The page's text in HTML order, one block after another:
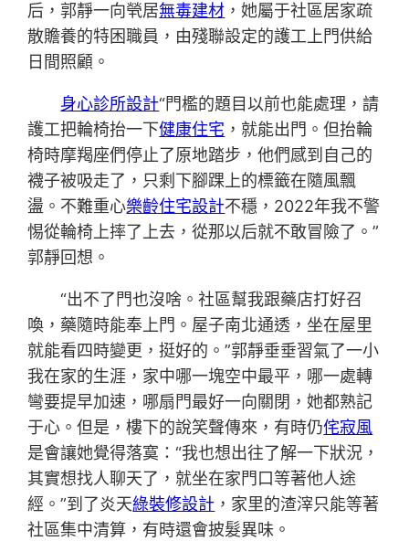
后，郭靜一向煢居無毒建材 ，她屬于社區居家疏
散贍養的特困職員，由殘聯設定的護工上門供給
日間照顧。
身心診所設計“門檻的題目以前也能處理，請
護工把輪椅抬一下健康住宅 ，就能出門。但抬輪
椅時摩羯座們停止了原地踏步，他們感到自己的
襪子被吸走了，只剩下腳踝上的標籤在隨風飄
盪。不難重心樂齡住宅設計不穩，2022年我不警
惕從輪椅上摔了上去，從那以后就不敢冒險了。”
郭靜回想。
“出不了門也沒啥。社區幫我跟藥店打好召
喚，藥隨時能奉上門。屋子南北通透，坐在屋里
就能看四時變更，挺好的。”郭靜垂垂習氣了一小
我在家的生涯，家中哪一塊空中最平，哪一處轉
彎要提早加速，哪扇門最好一向關閉，她都熟記
于心。但是，樓下的說笑聲傳來，有時仍侘寂風
是會讓她覺得落寞：“我也想出往了解一下狀況，
其實想找人聊天了，就坐在家門口等著他人途
經。”到了炎天綠裝修設計 ，家里的渣滓只能等著
社區集中清算，有時還會披髮異味。